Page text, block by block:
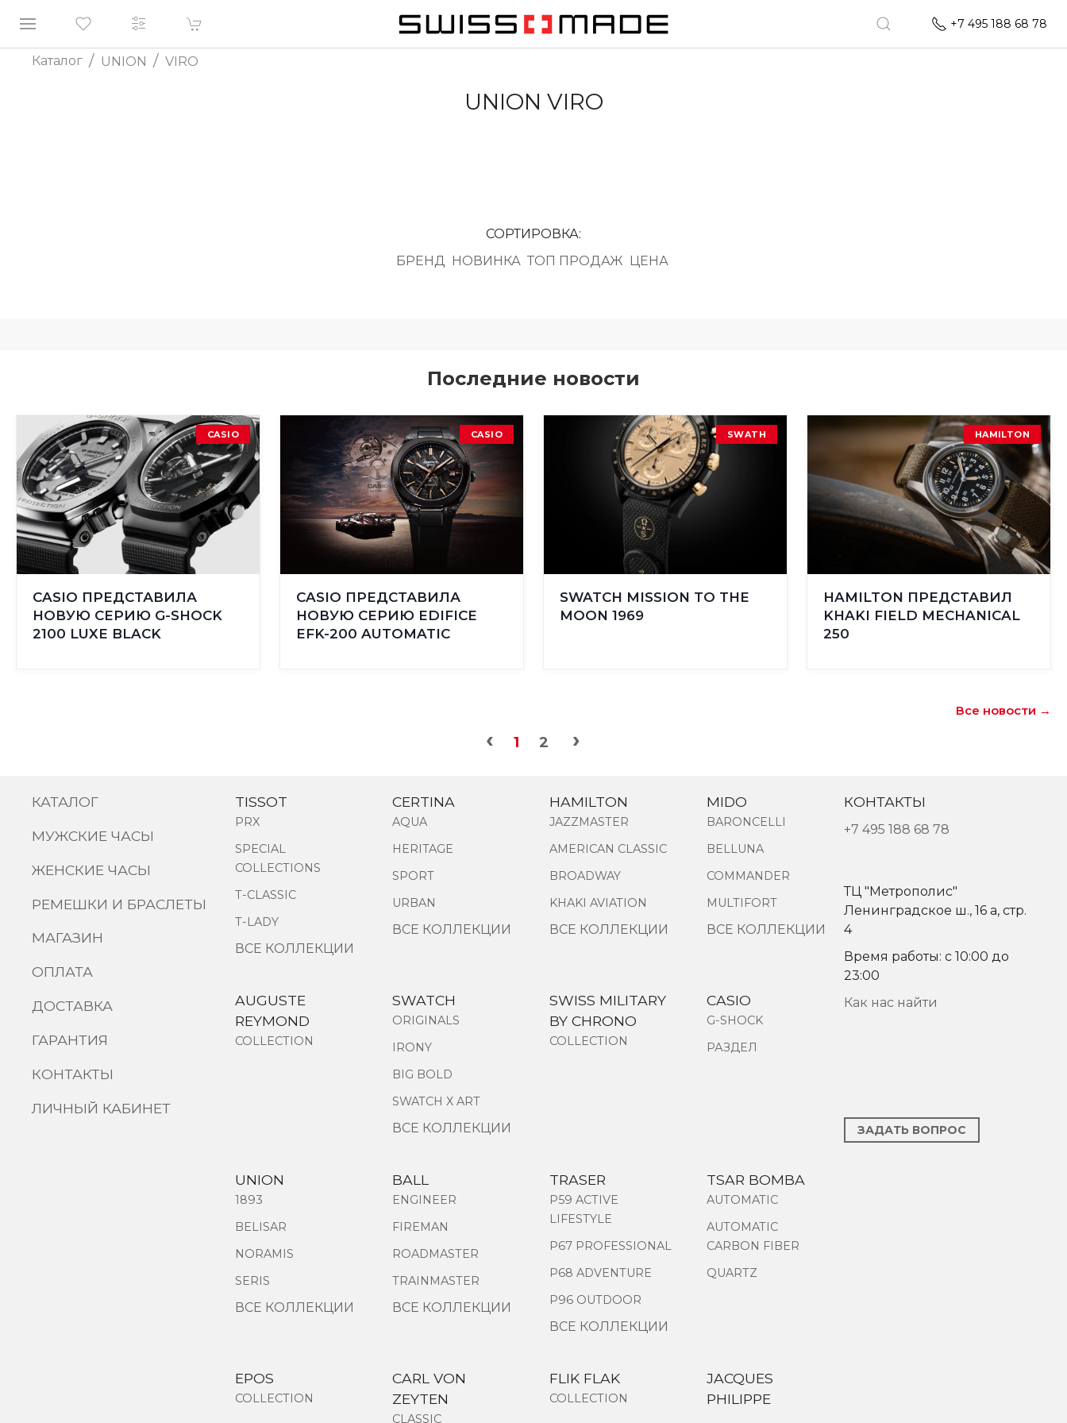
+7 495 188 68 78
Каталог / UNION / VIRO
UNION VIRO
СОРТИРОВКА:
БРЕНД НОВИНКА ТОП ПРОДАЖ ЦЕНА
Последние новости
CASIO
CASIO ПРЕДСТАВИЛА
НОВУЮ СЕРИЮ G-SHOCK
2100 LUXE BLACK
CASIO
CASIO ПРЕДСТАВИЛА
НОВУЮ СЕРИЮ EDIFICE
EFK-200 AUTOMATIC
SWATH
SWATCH MISSION TO THE
MOON 1969
HAMILTON
HAMILTON ПРЕДСТАВИЛ
KHAKI FIELD MECHANICAL
250
Все новости →
‹ 1 2 ›
КАТАЛОГ
МУЖСКИЕ ЧАСЫ
ЖЕНСКИЕ ЧАСЫ
РЕМЕШКИ И БРАСЛЕТЫ
МАГАЗИН
ОПЛАТА
ДОСТАВКА
ГАРАНТИЯ
КОНТАКТЫ
ЛИЧНЫЙ КАБИНЕТ
TISSOT
PRX
SPECIAL
COLLECTIONS
T-CLASSIC
T-LADY
ВСЕ КОЛЛЕКЦИИ
CERTINA
AQUA
HERITAGE
SPORT
URBAN
ВСЕ КОЛЛЕКЦИИ
HAMILTON
JAZZMASTER
AMERICAN CLASSIC
BROADWAY
KHAKI AVIATION
ВСЕ КОЛЛЕКЦИИ
MIDO
BARONCELLI
BELLUNA
COMMANDER
MULTIFORT
ВСЕ КОЛЛЕКЦИИ
AUGUSTE
REYMOND
COLLECTION
SWATCH
ORIGINALS
IRONY
BIG BOLD
SWATCH Х ART
ВСЕ КОЛЛЕКЦИИ
SWISS MILITARY
BY CHRONO
COLLECTION
CASIO
G-SHOCK
РАЗДЕЛ
UNION
1893
BELISAR
NORAMIS
SERIS
ВСЕ КОЛЛЕКЦИИ
BALL
ENGINEER
FIREMAN
ROADMASTER
TRAINMASTER
ВСЕ КОЛЛЕКЦИИ
TRASER
P59 ACTIVE
LIFESTYLE
P67 PROFESSIONAL
P68 ADVENTURE
P96 OUTDOOR
ВСЕ КОЛЛЕКЦИИ
TSAR BOMBA
AUTOMATIC
AUTOMATIC
CARBON FIBER
QUARTZ
EPOS
COLLECTION
CARL VON
ZEYTEN
CLASSIC
FLIK FLAK
COLLECTION
JACQUES
PHILIPPE
КОНТАКТЫ
+7 495 188 68 78
ТЦ "Метрополис"
Ленинградское ш., 16 а, стр.
4
Время работы: с 10:00 до
23:00
Как нас найти
ЗАДАТЬ ВОПРОС